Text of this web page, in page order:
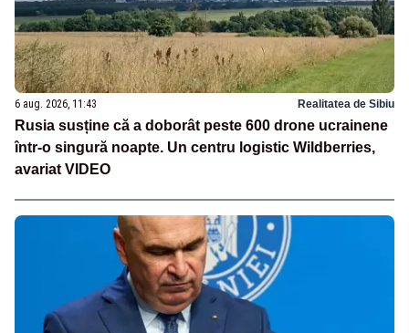
6 aug. 2026, 11:43 Realitatea de Sibiu
Rusia susține că a doborât peste 600 drone ucrainene
într-o singură noapte. Un centru logistic Wildberries,
avariat VIDEO